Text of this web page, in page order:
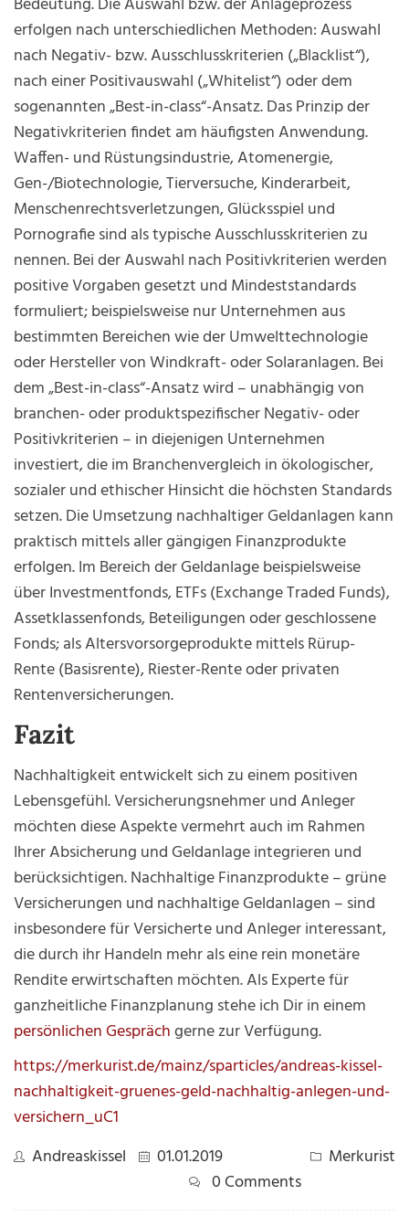
erfolgen nach unterschiedlichen Methoden: Auswahl
nach Negativ- bzw. Ausschlusskriterien („Blacklist“),
nach einer Positivauswahl („Whitelist“) oder dem
sogenannten „Best-in-class“-Ansatz. Das Prinzip der
Negativkriterien findet am häufigsten Anwendung.
Waffen- und Rüstungsindustrie, Atomenergie,
Gen-/Biotechnologie, Tierversuche, Kinderarbeit,
Menschenrechtsverletzungen, Glücksspiel und
Pornografie sind als typische Ausschlusskriterien zu
nennen. Bei der Auswahl nach Positivkriterien werden
positive Vorgaben gesetzt und Mindeststandards
formuliert; beispielsweise nur Unternehmen aus
bestimmten Bereichen wie der Umwelttechnologie
oder Hersteller von Windkraft- oder Solaranlagen. Bei
dem „Best-in-class“-Ansatz wird – unabhängig von
branchen- oder produktspezifischer Negativ- oder
Positivkriterien – in diejenigen Unternehmen
investiert, die im Branchenvergleich in ökologischer,
sozialer und ethischer Hinsicht die höchsten Standards
setzen. Die Umsetzung nachhaltiger Geldanlagen kann
praktisch mittels aller gängigen Finanzprodukte
erfolgen. Im Bereich der Geldanlage beispielsweise
über Investmentfonds, ETFs (Exchange Traded Funds),
Assetklassenfonds, Beteiligungen oder geschlossene
Fonds; als Altersvorsorgeprodukte mittels Rürup-
Rente (Basisrente), Riester-Rente oder privaten
Rentenversicherungen.
Fazit
Nachhaltigkeit entwickelt sich zu einem positiven
Lebensgefühl. Versicherungsnehmer und Anleger
möchten diese Aspekte vermehrt auch im Rahmen
Ihrer Absicherung und Geldanlage integrieren und
berücksichtigen. Nachhaltige Finanzprodukte – grüne
Versicherungen und nachhaltige Geldanlagen – sind
insbesondere für Versicherte und Anleger interessant,
die durch ihr Handeln mehr als eine rein monetäre
Rendite erwirtschaften möchten. Als Experte für
ganzheitliche Finanzplanung stehe ich Dir in einem
persönlichen Gesprächgerne zur Verfügung.
https://merkurist.de/mainz/sparticles/andreas-kissel-
nachhaltigkeit-gruenes-geld-nachhaltig-anlegen-und-
versichern_uC1
Andreaskissel
01.01.2019
Merkurist
0 Comments